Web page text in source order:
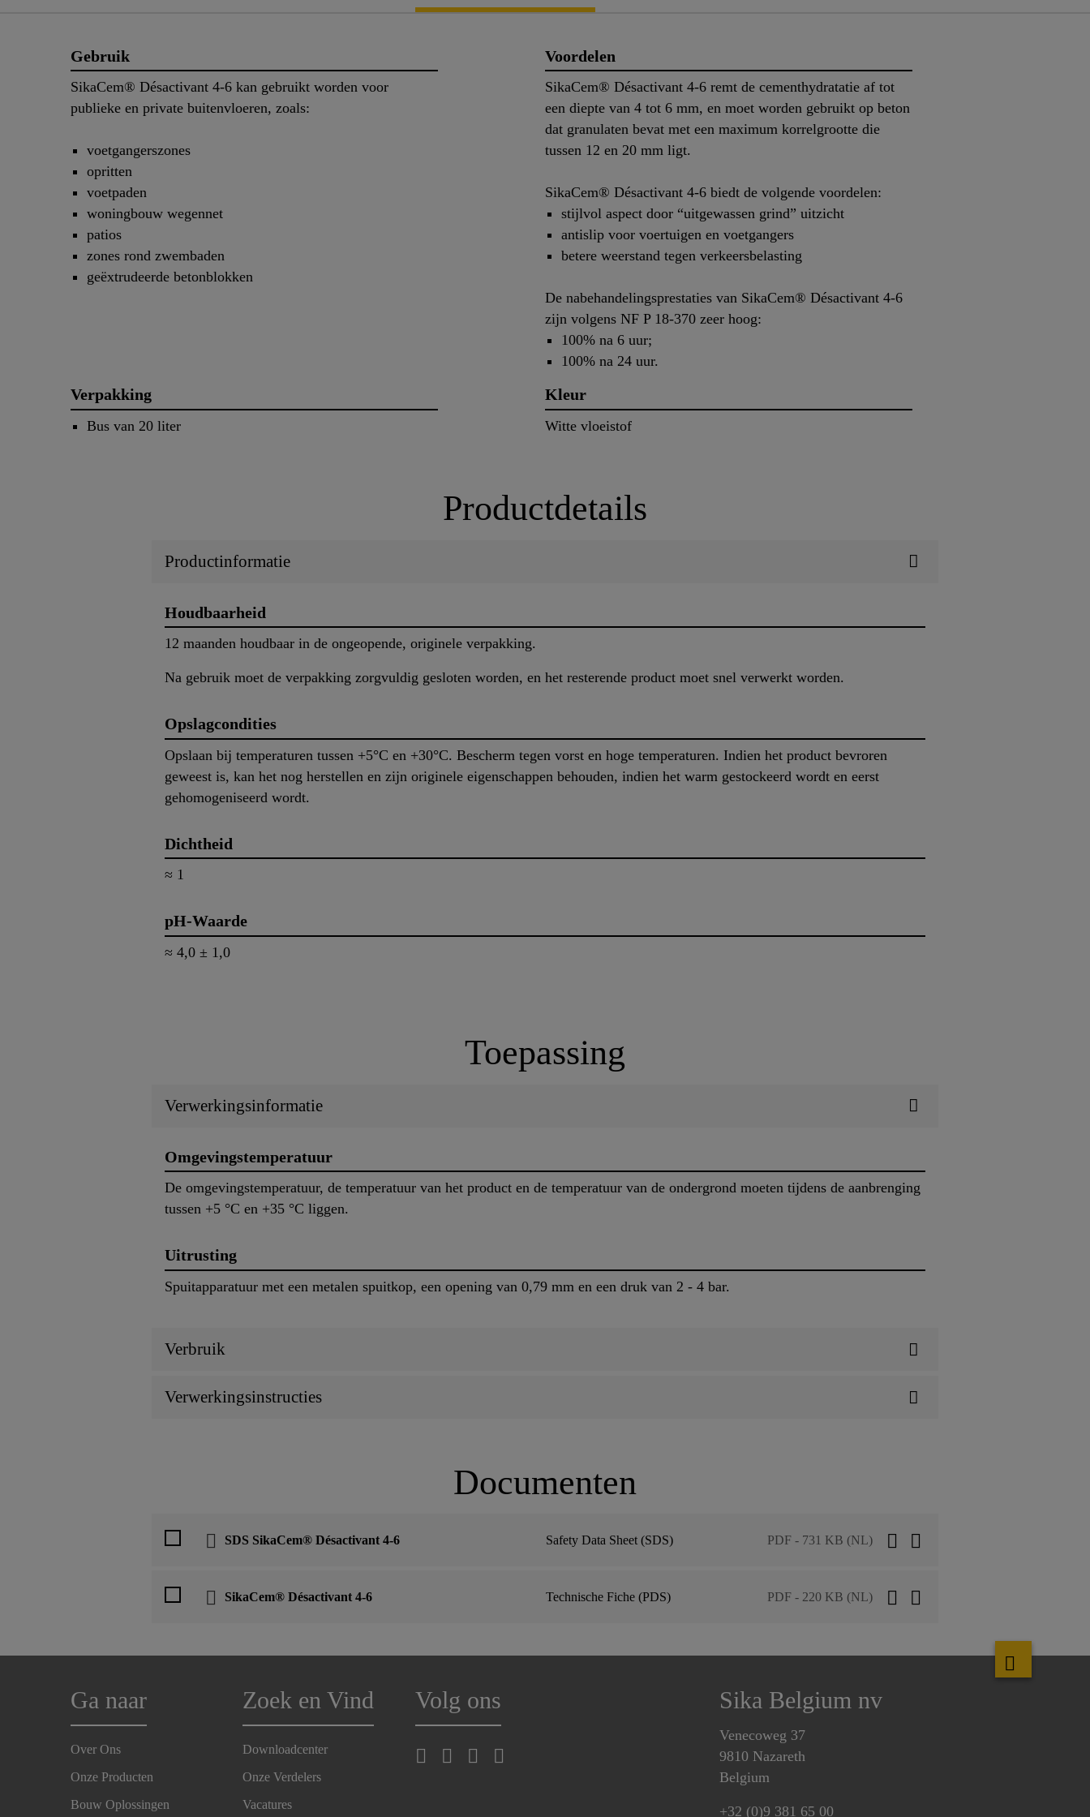
Gebruik
SikaCem® Désactivant 4-6 kan gebruikt worden voor
publieke en private buitenvloeren, zoals:
voetgangerszones
opritten
voetpaden
woningbouw wegennet
patios
zones rond zwembaden
geëxtrudeerde betonblokken
Voordelen
SikaCem® Désactivant 4-6 remt de cementhydratatie af tot
een diepte van 4 tot 6 mm, en moet worden gebruikt op beton
dat granulaten bevat met een maximum korrelgrootte die
tussen 12 en 20 mm ligt.
SikaCem® Désactivant 4-6 biedt de volgende voordelen:
stijlvol aspect door “uitgewassen grind” uitzicht
antislip voor voertuigen en voetgangers
betere weerstand tegen verkeersbelasting
De nabehandelingsprestaties van SikaCem® Désactivant 4-6
zijn volgens NF P 18-370 zeer hoog:
100% na 6 uur;
100% na 24 uur.
Verpakking
Bus van 20 liter
Kleur
Witte vloeistof
Productdetails
Productinformatie
Houdbaarheid
12 maanden houdbaar in de ongeopende, originele verpakking.
Na gebruik moet de verpakking zorgvuldig gesloten worden, en het resterende product moet snel verwerkt worden.
Opslagcondities
Opslaan bij temperaturen tussen +5°C en +30°C. Bescherm tegen vorst en hoge temperaturen. Indien het product bevroren
geweest is, kan het nog herstellen en zijn originele eigenschappen behouden, indien het warm gestockeerd wordt en eerst
gehomogeniseerd wordt.
Dichtheid
≈ 1
pH-Waarde
≈ 4,0 ± 1,0
Toepassing
Verwerkingsinformatie
Omgevingstemperatuur
De omgevingstemperatuur, de temperatuur van het product en de temperatuur van de ondergrond moeten tijdens de aanbrenging
tussen +5 °C en +35 °C liggen.
Uitrusting
Spuitapparatuur met een metalen spuitkop, een opening van 0,79 mm en een druk van 2 - 4 bar.
Verbruik
Verwerkingsinstructies
Documenten
SDS SikaCem® Désactivant 4-6 Safety Data Sheet (SDS) PDF - 731 KB (NL)
SikaCem® Désactivant 4-6 Technische Fiche (PDS) PDF - 220 KB (NL)
Ga naar
Over Ons
Onze Producten
Bouw Oplossingen
Zoek en Vind
Downloadcenter
Onze Verdelers
Vacatures
Volg ons Sika Belgium nv
Venecoweg 37
9810 Nazareth
Belgium
+32 (0)9 381 65 00